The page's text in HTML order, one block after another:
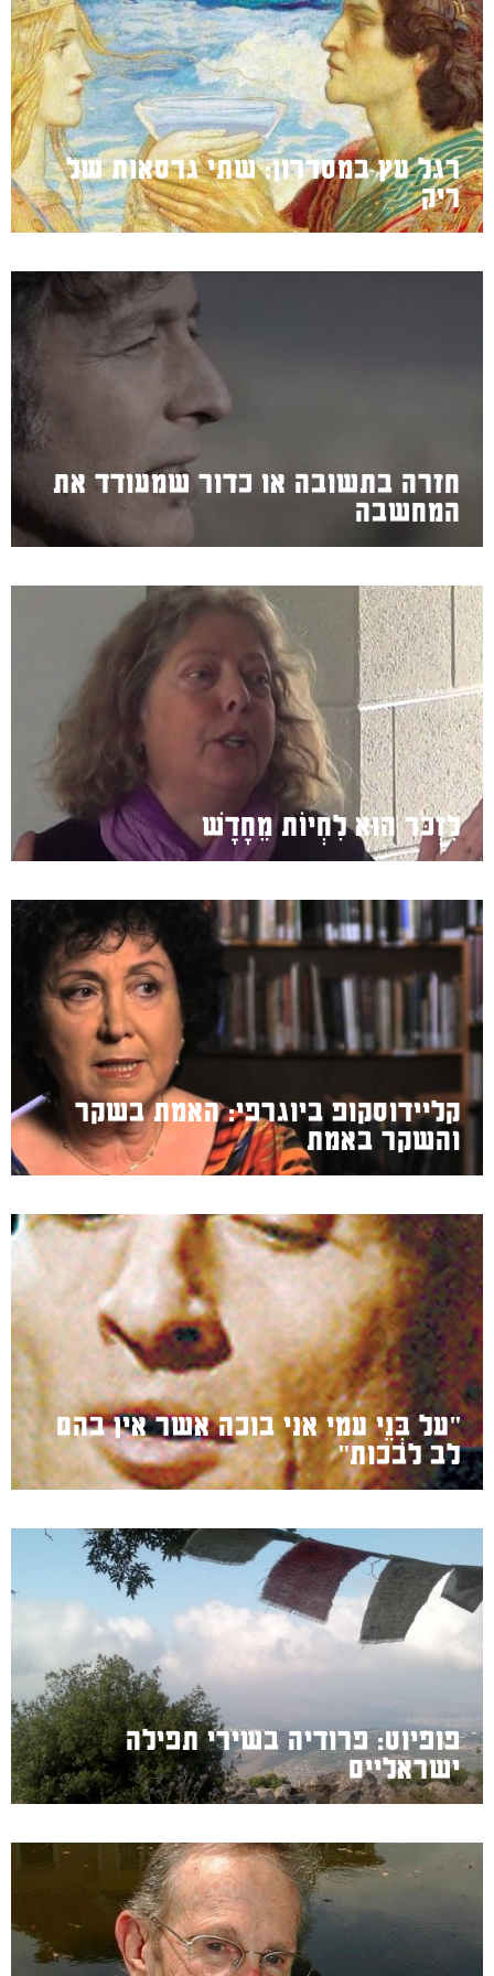
רגל עץ במסדרון: שתי גרסאות של
ריק
חזרה בתשובה או כדור שמעודד את
המחשבה
לִזְכֹּר הוּא לִחְיוֹת מֵחָדָשׁ
קליידוסקופ ביוגרפי: האמת בשקר
והשקר באמת
"על בְּנֵי עמי אני בוכה אשר אין בהם
לב לבכות"
פופיוט: פרודיה בשירי תפילה
ישראליים